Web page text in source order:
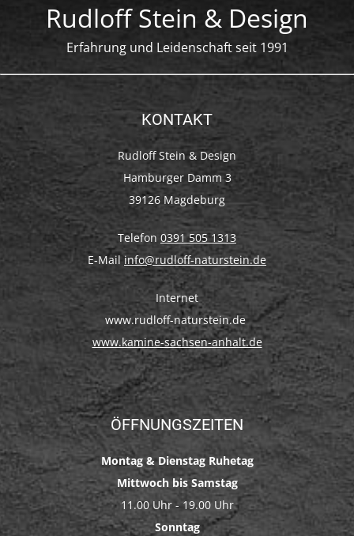
Rudloff Stein & Design
Erfahrung und Leidenschaft seit 1991
KONTAKT
Rudloff Stein & Design
Hamburger Damm 3
39126 Magdeburg
Telefon 0391 505 1313
E-Mail info@rudloff-naturstein.de
Internet
www.rudloff-naturstein.de
www.kamine-sachsen-anhalt.de
ÖFFNUNGSZEITEN
Montag & Dienstag Ruhetag
Mittwoch bis Samstag
11.00 Uhr - 19.00 Uhr
Sonntag